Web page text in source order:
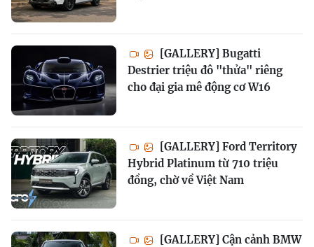
[GALLERY] Bugatti
Destrier triệu đô "thửa" riêng
cho đại gia mê động cơ W16
[GALLERY] Ford Territory
Hybrid Platinum từ 710 triệu
đồng, chờ về Việt Nam
[GALLERY] Cận cảnh BMW